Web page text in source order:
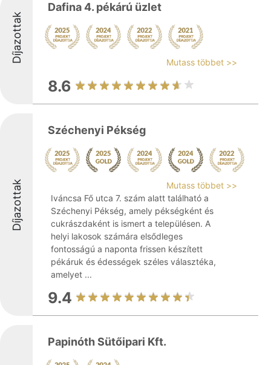
Díjazottak
Dafina 4. pékárú üzlet
Mutass többet >>
8.6
Díjazottak
Széchenyi Pékség
Mutass többet >>
Iváncsa Fő utca 7. szám alatt található a
Széchenyi Pékség, amely pékségként és
cukrászdaként is ismert a településen. A
helyi lakosok számára elsődleges
fontosságú a naponta frissen készített
pékáruk és édességek széles választéka,
amelyet ...
9.4
Papinóth Sütőipari Kft.